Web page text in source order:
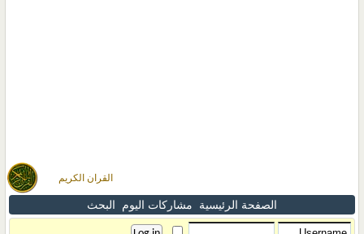
القران الكريم
الصفحة الرئيسية مشاركات اليوم البحث